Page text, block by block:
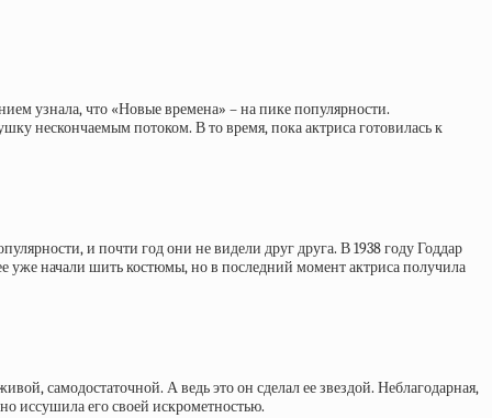
узнала, что «Новые времена» – на пике популярности.
нескончаемым потоком. В то время, пока актриса готовилась к
и почти год они не видели друг друга. В 1938 году Годдар
начали шить костюмы, но в последний момент актриса получила
самодостаточной. А ведь это он сделал ее звездой. Неблагодарная,
иссушила его своей искрометностью.